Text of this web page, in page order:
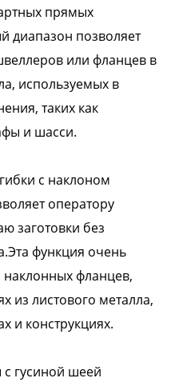
прямых
диапазон позволяет
или фланцев в
используемых в
таких как
и шасси.
с наклоном
оператору
заготовки без
функция очень
фланцев,
из листового металла,
и конструкциях.
гусиной шеей